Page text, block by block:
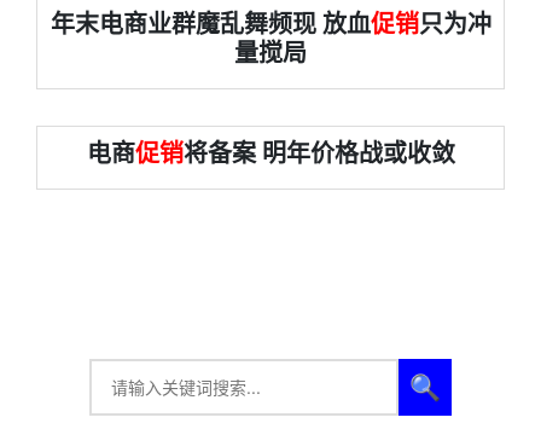
年末电商业群魔乱舞频现 放血促销只为冲
量搅局
电商促销将备案 明年价格战或收敛
🔍